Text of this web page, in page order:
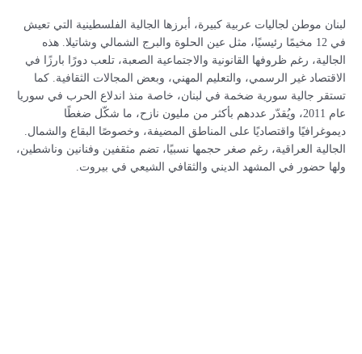
لبنان موطن لجاليات عربية كبيرة، أبرزها الجالية الفلسطينية التي تعيش
في 12 مخيمًا رئيسيًا، مثل عين الحلوة والبرج الشمالي وشاتيلا. هذه
الجالية، رغم ظروفها القانونية والاجتماعية الصعبة، تلعب دورًا بارزًا في
الاقتصاد غير الرسمي، والتعليم المهني، وبعض المجالات الثقافية. كما
تستقر جالية سورية ضخمة في لبنان، خاصة منذ اندلاع الحرب في سوريا
عام 2011، ويُقدّر عددهم بأكثر من مليون نازح، ما شكّل ضغطًا
ديموغرافيًا واقتصاديًا على المناطق المضيفة، وخصوصًا البقاع والشمال.
الجالية العراقية، رغم صغر حجمها نسبيًا، تضم مثقفين وفنانين وناشطين،
ولها حضور في المشهد الديني والثقافي الشيعي في بيروت.